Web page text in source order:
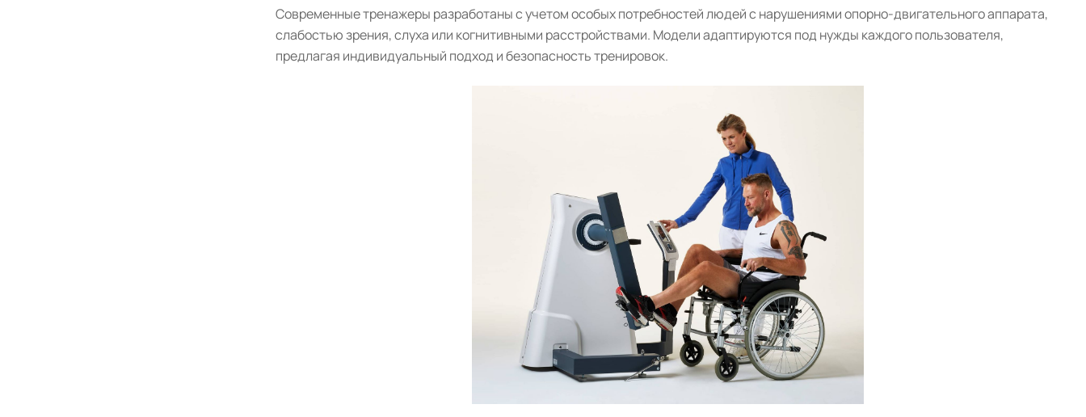
Современные тренажеры разработаны с учетом особых потребностей людей с нарушениями опорно-двигательного аппарата,
слабостью зрения, слуха или когнитивными расстройствами. Модели адаптируются под нужды каждого пользователя,
предлагая индивидуальный подход и безопасность тренировок.